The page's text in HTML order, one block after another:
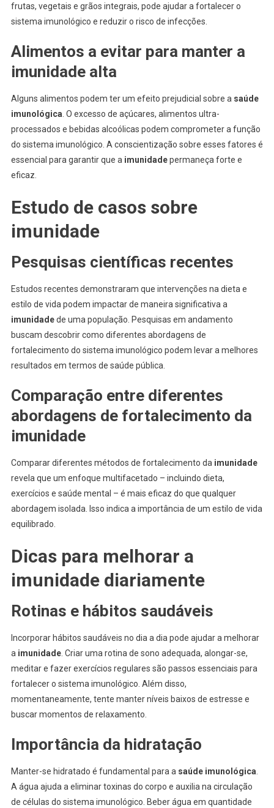
frutas, vegetais e grãos integrais, pode ajudar a fortalecer o
sistema imunológico e reduzir o risco de infecções.
Alimentos a evitar para manter a
imunidade alta
Alguns alimentos podem ter um efeito prejudicial sobre a saúde
imunológica . O excesso de açúcares, alimentos ultra-
processados e bebidas alcoólicas podem comprometer a função
do sistema imunológico. A conscientização sobre esses fatores é
essencial para garantir que a imunidadepermaneça forte e
eficaz.
Estudo de casos sobre
imunidade
Pesquisas científicas recentes
Estudos recentes demonstraram que intervenções na dieta e
estilo de vida podem impactar de maneira significativa a
imunidadede uma população. Pesquisas em andamento
buscam descobrir como diferentes abordagens de
fortalecimento do sistema imunológico podem levar a melhores
resultados em termos de saúde pública.
Comparação entre diferentes
abordagens de fortalecimento da
imunidade
Comparar diferentes métodos de fortalecimento da imunidade
revela que um enfoque multifacetado – incluindo dieta,
exercícios e saúde mental – é mais eficaz do que qualquer
abordagem isolada. Isso indica a importância de um estilo de vida
equilibrado.
Dicas para melhorar a
imunidade diariamente
Rotinas e hábitos saudáveis
Incorporar hábitos saudáveis no dia a dia pode ajudar a melhorar
a imunidade. Criar uma rotina de sono adequada, alongar-se,
meditar e fazer exercícios regulares são passos essenciais para
fortalecer o sistema imunológico. Além disso,
momentaneamente, tente manter níveis baixos de estresse e
buscar momentos de relaxamento.
Importância da hidratação
Manter-se hidratado é fundamental para a saúde imunológica
A água ajuda a eliminar toxinas do corpo e auxilia na circulação
de células do sistema imunológico. Beber água em quantidade